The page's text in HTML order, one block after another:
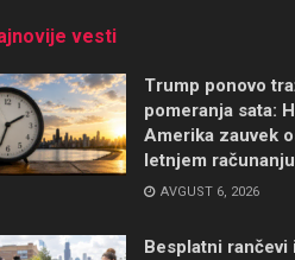
vesti
Trump ponovo
pomeranja sata:
Amerika zauvek
letnjem
AVGUST 6, 2026
Besplatni rančevi